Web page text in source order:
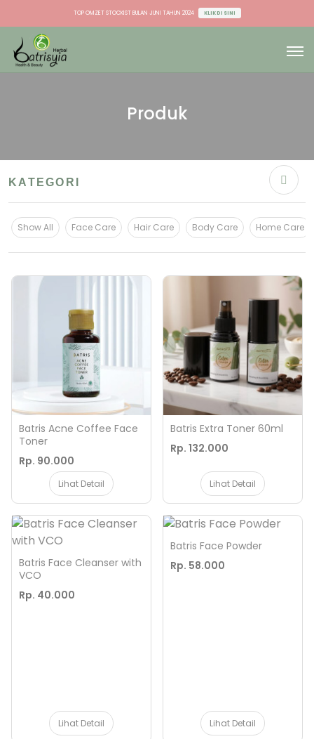
TOP OMZET STOCKIST BULAN JUNI TAHUN 2024 KLIK DI SINI
TOP OMZET DU & AGEN BULAN JUNI TAHUN 2024 KLIK DI SINI
Produk
KATEGORI
Show All Face Care Hair Care Body Care Home Care
Batris Acne Coffee Face
Toner
Rp. 90.000
Lihat Detail
Batris Extra Toner 60ml
Rp. 132.000
Lihat Detail
Batris Face Cleanser with
VCO
Rp. 40.000
Lihat Detail
Batris Face Powder
Rp. 58.000
Lihat Detail